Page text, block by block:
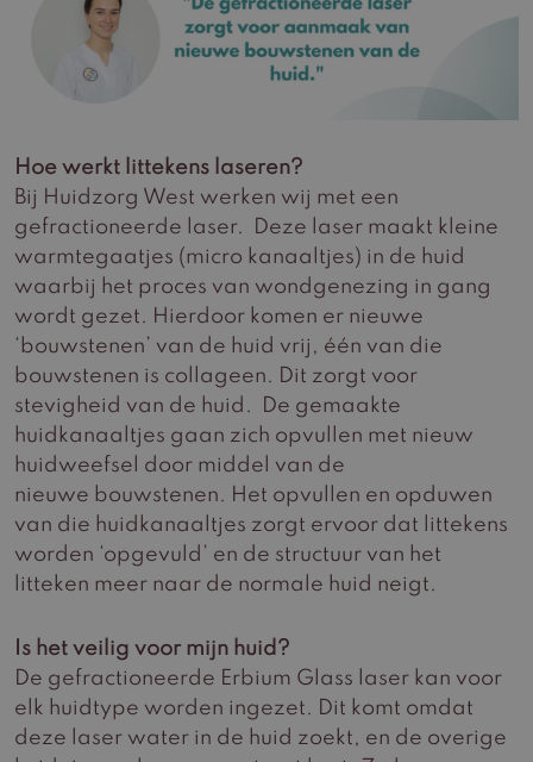
Hoe werkt littekens laseren?
Bij Huidzorg West werken wij met een
gefractioneerde laser.
Deze laser maakt kleine
warmtegaatjes (micro kanaaltjes) in de huid
waarbij het proces van wondgenezing in gang
wordt gezet. Hierdoor komen er nieuwe
‘bouwstenen’ van de huid vrij, één van die
bouwstenen is collageen. Dit zorgt voor
stevigheid van de huid. De gemaakte
huidkanaaltjes gaan zich opvullen met nieuw
huidweefsel door middel van de
nieuwe bouwstenen. Het opvullen en opduwen
van die huidkanaaltjes zorgt ervoor dat littekens
worden ‘opgevuld’ en de structuur van het
litteken meer naar de normale huid neigt.
Is het veilig voor mijn huid?
De gefractioneerde Erbium Glass laser kan voor
elk huidtype worden ingezet. Dit komt omdat
deze laser water in de huid zoekt, en de overige